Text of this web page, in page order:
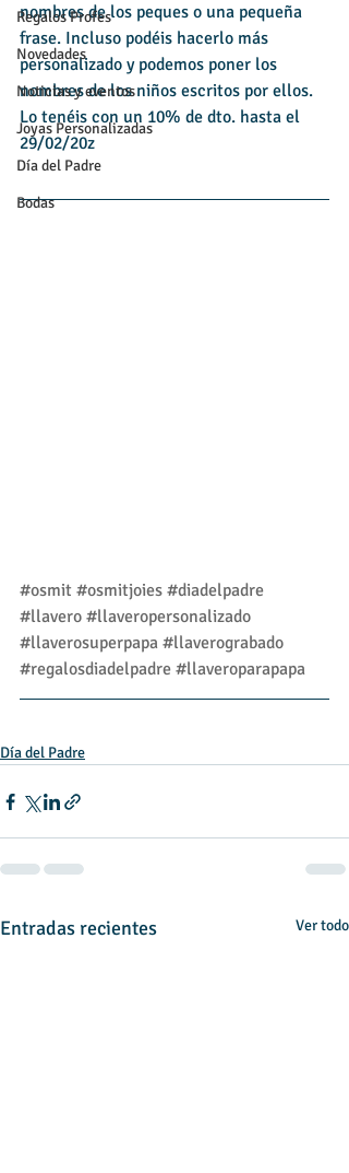
Regalos Profes
Novedades
Noticias y eventos
Joyas Personalizadas
Día del Padre
Bodas
nombres de los peques o una pequeña
frase. Incluso podéis hacerlo más
personalizado y podemos poner los
nombres de los niños escritos por ellos.
Lo tenéis con un 10% de dto. hasta el
29/02/20z
#osmit #osmitjoies #diadelpadre
#llavero #llaveropersonalizado
#llaverosuperpapa #llaverograbado
#regalosdiadelpadre #llaveroparapapa
Día del Padre
Entradas recientes Ver todo